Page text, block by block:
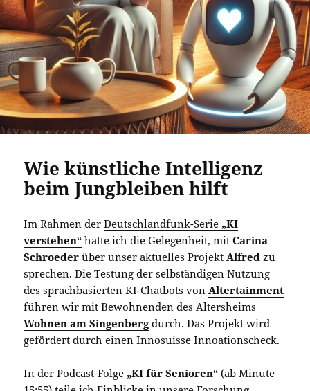
Wie künstliche Intelligenz
beim Jungbleiben hilft
Im Rahmen derDeutschlandfunk-Serie „KI
verstehen“ hatte ich die Gelegenheit, mitCarina
Schroeder über unser aktuelles Projekt Alfred zu
sprechen. Die Testung der selbständigen Nutzung
des sprachbasierten KI-Chatbots von Altertainment
führen wir mit Bewohnenden des Altersheims
Wohnen am Singenbergdurch. Das Projekt wird
gefördert durch einenInnosuisse Innoationscheck.
In der Podcast-Folge „KI für Senioren“ (ab Minute